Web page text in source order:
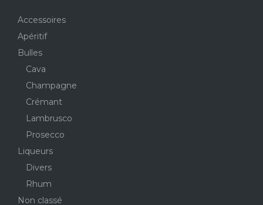
Accessoires
Apéritif
Bulles
Cava
Champagne
Crémant
Lambrusco
Prosecco
Liqueurs
Divers
Rhum
Non classé